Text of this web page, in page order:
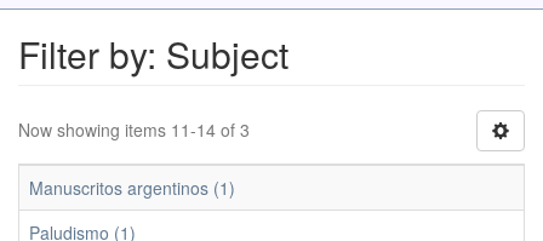
Filter by: Subject
Now showing items 11-14 of 3
Manuscritos argentinos (1)
Paludismo (1)